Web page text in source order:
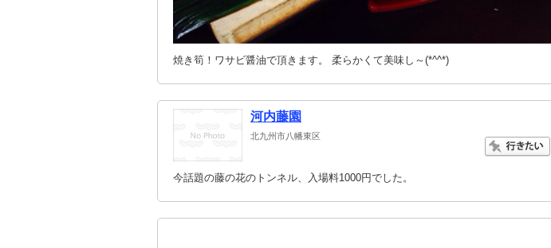
焼き筍！ワサビ醤油で頂きます。 柔らかくて美味し～(*^^*)
河内藤園
北九州市八幡東区
今話題の藤の花のトンネル、入場料1000円でした。